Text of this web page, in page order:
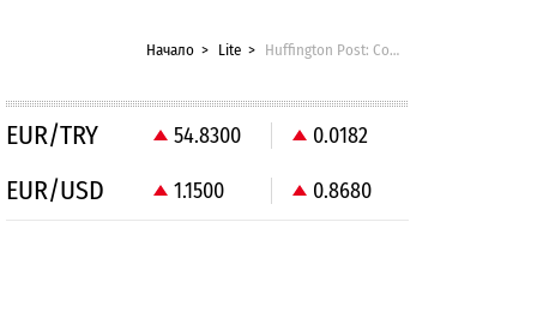
Начало Lite Huffington Post: София сред най-евтините и приятни градове за живот
EUR/TRY 54.8300 0.0182
EUR/USD 1.1500 0.8680